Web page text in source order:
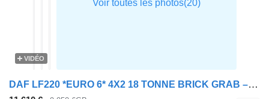
VIDÉO
DAF LF220 *EURO 6* 4X2 18 TONNE BRICK GRAB – 2016 – MX16 FEV